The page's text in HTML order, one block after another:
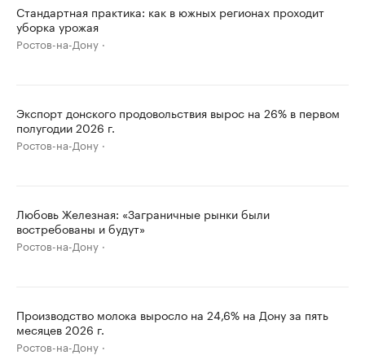
Стандартная практика: как в южных регионах проходит
уборка урожая
Ростов-на-Дону
Экспорт донского продовольствия вырос на 26% в первом
полугодии 2026 г.
Ростов-на-Дону
Любовь Железная: «Заграничные рынки были
востребованы и будут»
Ростов-на-Дону
Производство молока выросло на 24,6% на Дону за пять
месяцев 2026 г.
Ростов-на-Дону